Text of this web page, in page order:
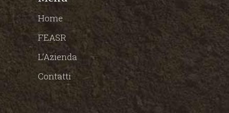
Home
FEASR
L’Azienda
Contatti